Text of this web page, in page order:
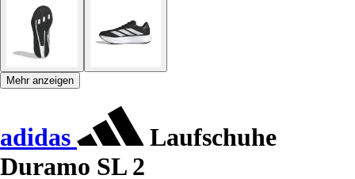
Mehr anzeigen
adidas
Laufschuhe
Duramo SL 2